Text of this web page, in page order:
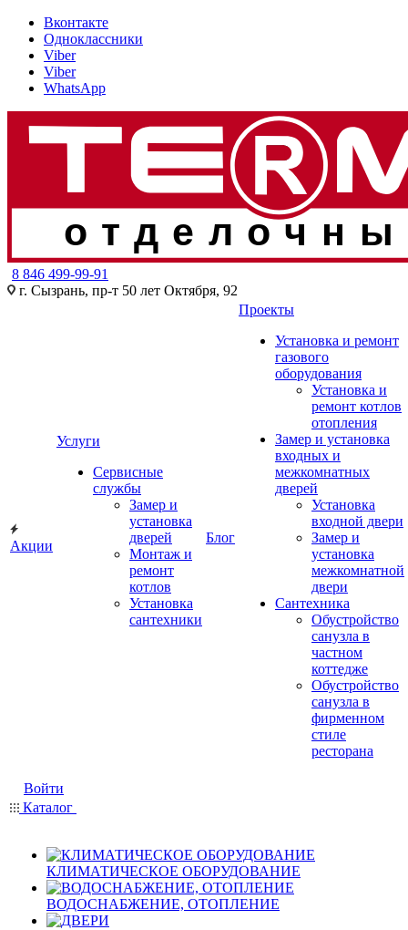
Вконтакте
Одноклассники
Viber
Viber
WhatsApp
8 846 499-99-91
г. Сызрань, пр-т 50 лет Октября, 92
Акции
Услуги
Сервисные
службы
Замер и
установка
дверей
Монтаж и
ремонт
котлов
Установка
сантехники
Блог
Проекты
Установка и ремонт
газового
оборудования
Установка и
ремонт котлов
отопления
Замер и установка
входных и
межкомнатных
дверей
Установка
входной двери
Замер и
установка
межкомнатной
двери
Сантехника
Обустройство
санузла в
частном
коттедже
Обустройство
санузла в
фирменном
стиле
ресторана
Войти
Каталог
КЛИМАТИЧЕСКОЕ ОБОРУДОВАНИЕ
ВОДОСНАБЖЕНИЕ, ОТОПЛЕНИЕ